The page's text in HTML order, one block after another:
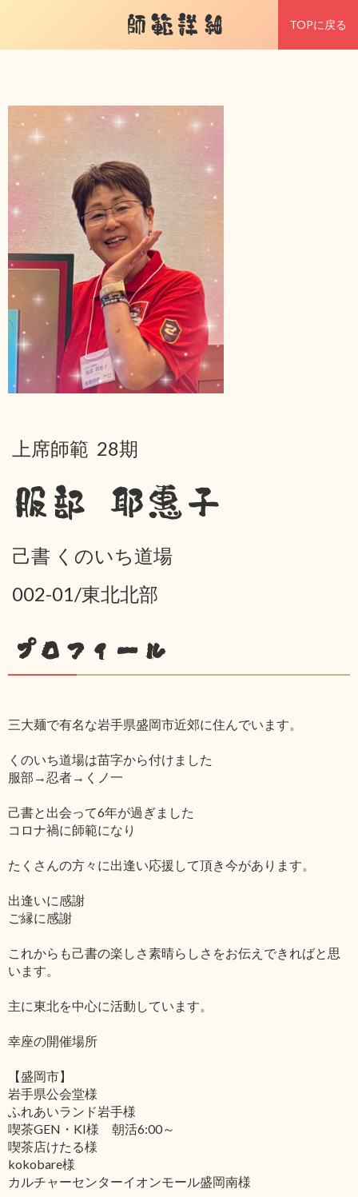
師範詳細 TOPに戻る
上席師範 28期
服部 耶惠子
己書 くのいち道場
002-01/東北北部
プロフィール
三大麺で有名な岩手県盛岡市近郊に住んでいます。
くのいち道場は苗字から付けました
服部→忍者→くノ一
己書と出会って6年が過ぎました
コロナ禍に師範になり
たくさんの方々に出逢い応援して頂き今があります。
出逢いに感謝
ご縁に感謝
これからも己書の楽しさ素晴らしさをお伝えできればと思
います。
主に東北を中心に活動しています。
幸座の開催場所
【盛岡市】
岩手県公会堂様
ふれあいランド岩手様
喫茶GEN・KI様 朝活6:00～
喫茶店けたる様
kokobare様
カルチャーセンターイオンモール盛岡南様